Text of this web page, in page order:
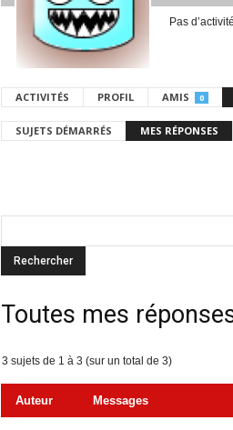
Pas
ACTIVITÉS PROFIL AMIS 0
SUJETS DÉMARRÉS MES RÉPONSES
Toutes mes
3 sujets de 1 à 3 (sur un total de 3)
Auteur Messages